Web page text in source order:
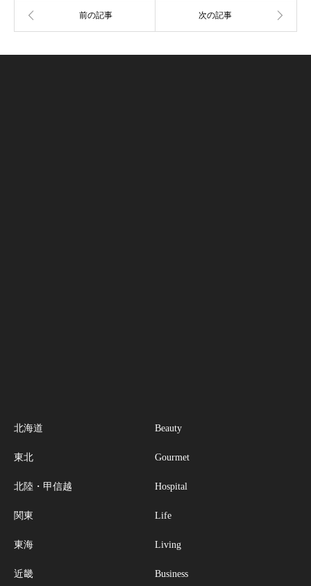
北海道
東北
北陸・甲信越
関東
東海
近畿
Beauty
Gourmet
Hospital
Life
Living
Business